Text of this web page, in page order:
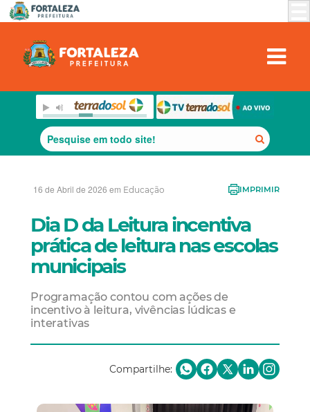
16 de Abril de 2026 em Educação IMPRIMIR
Dia D da Leitura incentiva
prática de leitura nas escolas
municipais
Programação contou com ações de
incentivo à leitura, vivências lúdicas e
interativas
Compartilhe: